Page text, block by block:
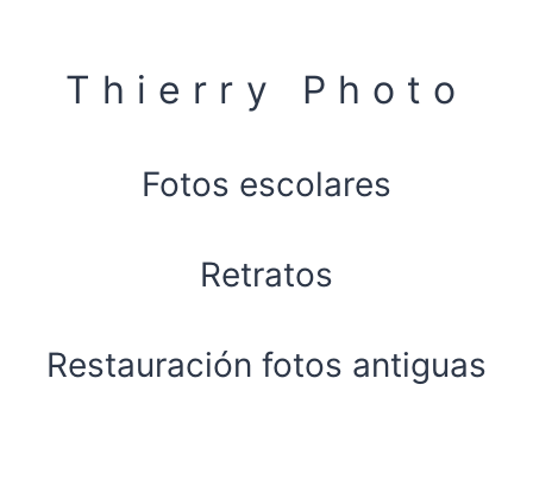
contenuThierry Photo
Fotos escolares
Retratos
Restauración fotos antiguas